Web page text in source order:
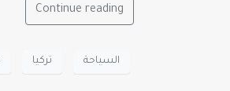
Continue reading
السياحة تركيا